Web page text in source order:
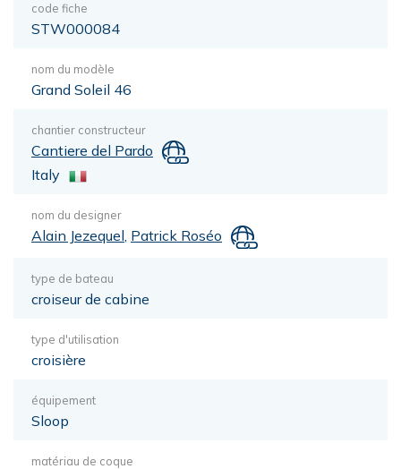
code fiche
STW000084
nom du modèle
Grand Soleil 46
chantier constructeur
Cantiere del Pardo
Italy
nom du designer
Alain Jezequel Patrick Roséo
type de bateau
croiseur de cabine
type d'utilisation
croisière
équipement
Sloop
matériau de coque